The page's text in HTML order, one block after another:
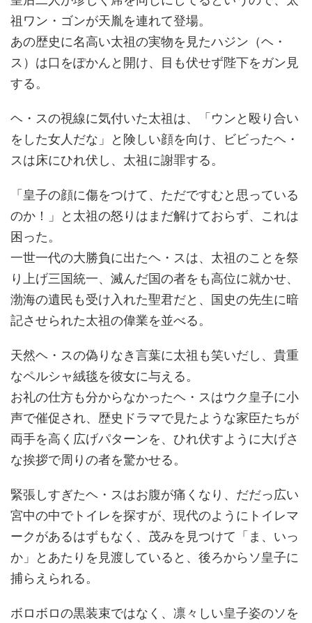
祖ワン・ゴンが天胤を連れて登場。
あの歴史に名高い太祖の実物を見たハジン（ヘ・
ス）は口をぽかんと開け、目も伏せず陛下をガン見
する。
ヘ・スの視線に気付いた太祖は、「ウンと殴り合い
をした女人だな」と険しい顔を向け、ビビったヘ・
スは床にひれ伏し、太祖に謝罪する。
「皇子の顔に傷をつけて、ただですむと思っている
のか！」と太祖の怒りはまだ解けておらず、これは
困った。
一世一代の大勝負に出たヘ・スは、太祖のことを祭
り上げ三国統一、滅んだ国の者をも高位に就かせ、
渤海の遺民も受け入れた聖君だと、国史の先生に暗
記させられた太祖の偉業を並べる。
天然ヘ・スの偽りなき言葉に太祖も笑いだし、貴重
なペルシャ絨毯を彼女に与える。
お礼の仕方も分からなかったヘ・スはウク皇子に小
声で催促され、歴史ドラマで見たような家臣たちが
両手を高く広げパターンを、ひれ伏すように大げさ
な挨拶で周りの者を驚かせる。
緊張しすぎたヘ・スはお腹が痛くなり、だだっ広い
宮中の中でトイレを探すが、現代のようにトイレマ
ークがあるはずもなく、茂みを見つけて「ま、いっ
か」とあたりを見渡していると、後ろからソ皇子に
捕らえられる。
ボロボロの黒装束ではなく、凛々しい皇子姿のソを